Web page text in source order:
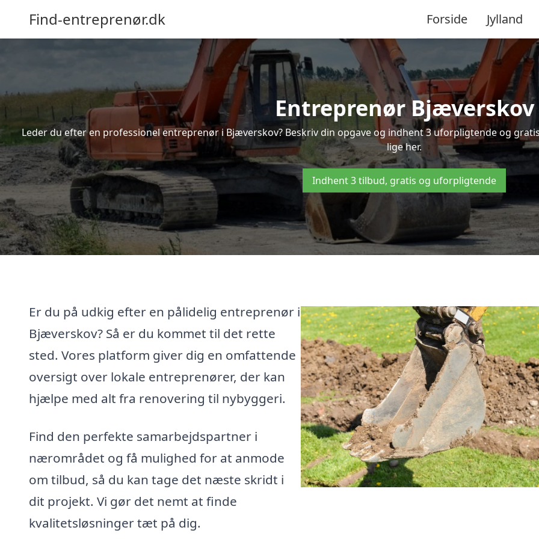
Find-entreprenør.dk Forside Jylland
Entreprenør Bjæverskov
Leder du efter en professionel entreprenør i Bjæverskov? Beskriv din opgave og indhent 3 uforpligtende og
lige her.
Indhent 3 tilbud, gratis og uforpligtende
Er du på udkig efter en pålidelig entreprenør i
Bjæverskov? Så er du kommet til det rette
sted. Vores platform giver dig en omfattende
oversigt over lokale entreprenører, der kan
hjælpe med alt fra renovering til nybyggeri.
Find den perfekte samarbejdspartner i
nærområdet og få mulighed for at anmode
om tilbud, så du kan tage det næste skridt i
dit projekt. Vi gør det nemt at finde
kvalitetsløsninger tæt på dig.